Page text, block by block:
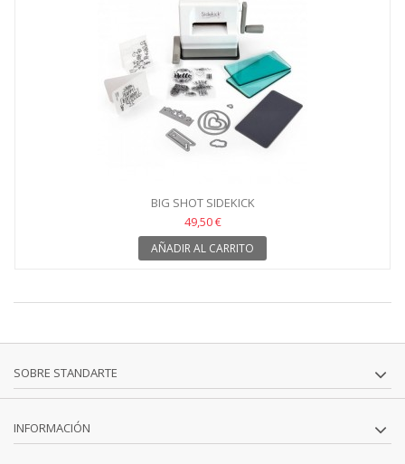
BIG SHOT SIDEKICK
49,50 €
AÑADIR AL CARRITO
SOBRE STANDARTE
INFORMACIÓN